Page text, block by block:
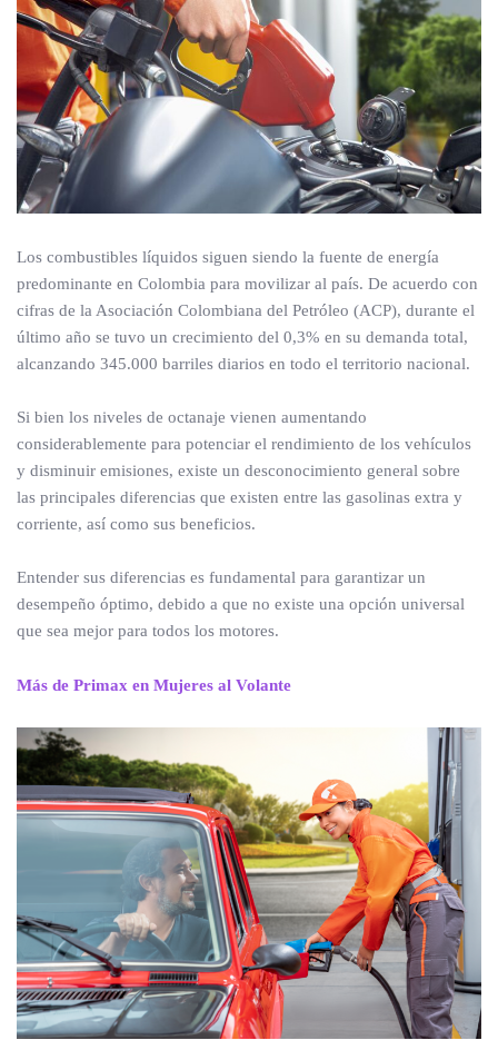
Los combustibles líquidos siguen siendo la fuente de energía
predominante en Colombia para movilizar al país. De acuerdo con
cifras de la Asociación Colombiana del Petróleo (ACP), durante el
último año se tuvo un crecimiento del 0,3% en su demanda total,
alcanzando 345.000 barriles diarios en todo el territorio nacional.
Si bien los niveles de octanaje vienen aumentando
considerablemente para potenciar el rendimiento de los vehículos
y disminuir emisiones, existe un desconocimiento general sobre
las principales diferencias que existen entre las gasolinas extra y
corriente, así como sus beneficios.
Entender sus diferencias es fundamental para garantizar un
desempeño óptimo, debido a que no existe una opción universal
que sea mejor para todos los motores.
Más de Primax en Mujeres al Volante